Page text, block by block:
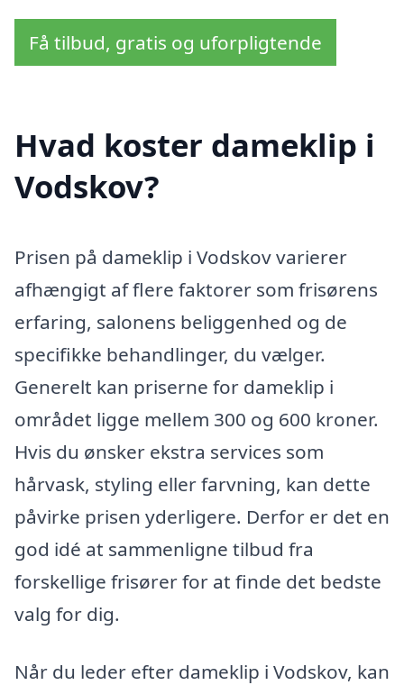
Få tilbud, gratis og uforpligtende
Hvad koster dameklip i
Vodskov?
Prisen på dameklip i Vodskov varierer
afhængigt af flere faktorer som frisørens
erfaring, salonens beliggenhed og de
specifikke behandlinger, du vælger.
Generelt kan priserne for dameklip i
området ligge mellem 300 og 600 kroner.
Hvis du ønsker ekstra services som
hårvask, styling eller farvning, kan dette
påvirke prisen yderligere. Derfor er det en
god idé at sammenligne tilbud fra
forskellige frisører for at finde det bedste
valg for dig.
Når du leder efter dameklip i Vodskov, kan